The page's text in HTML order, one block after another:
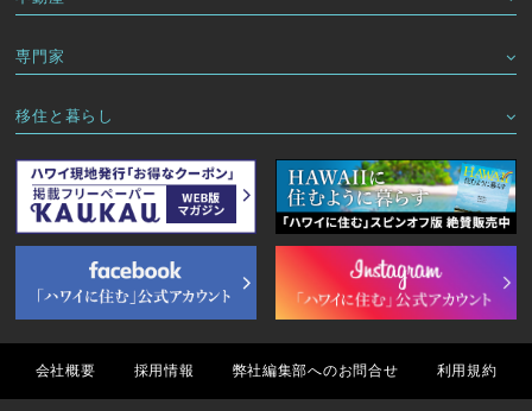
専門家
移住と暮らし
会社概要 採用情報 弊社編集部へのお問合せ 利用規約